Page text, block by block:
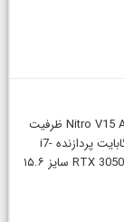
لپ تاپ گیمینگ ایسر Nitro V15 ANV15 ظرفیت
۵۱۲ گیگابایت SSD رم ۱۶ گیگابایت پردازنده i7-
13620H گرافیک ۶ گیگابایت RTX 3050 سایز ۱۵.۶